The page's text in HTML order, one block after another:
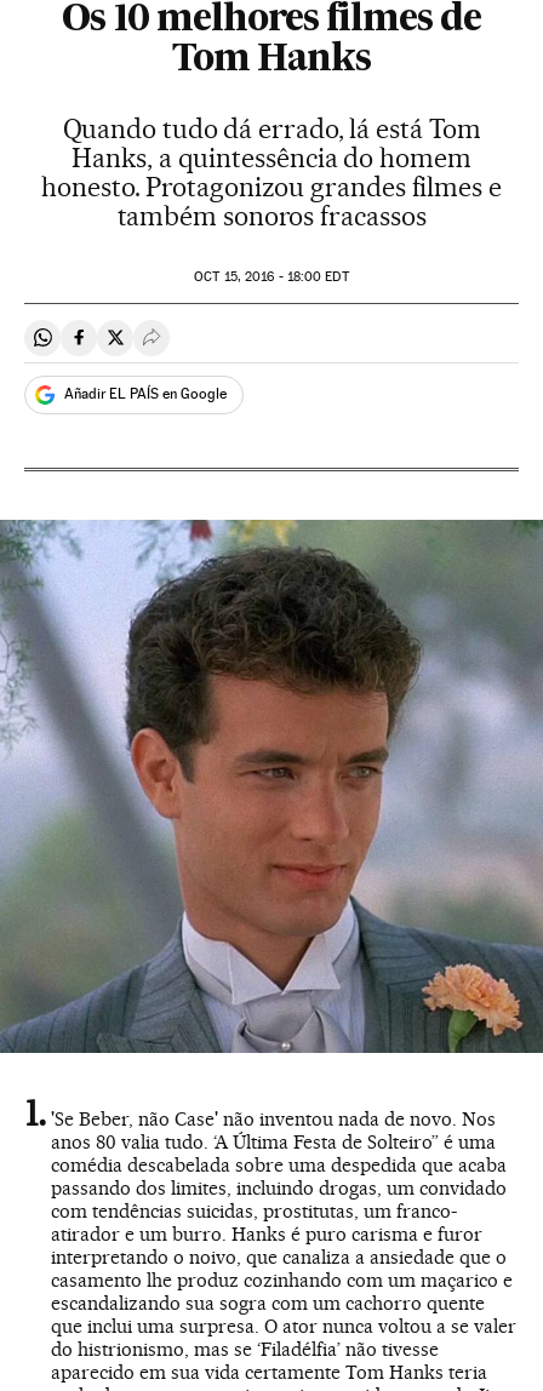
Os 10 melhores filmes de
Tom Hanks
Quando tudo dá errado, lá está Tom
Hanks, a quintessência do homem
honesto. Protagonizou grandes filmes e
também sonoros fracassos
OCT15, 2016 - 18:00 EDT
Compartir en Whatsapp
Compartir en Facebook
Compartir en Twitter
Desplegar Redes Sociales
Añadir EL PAÍS en Google
'Se Beber, não Case' não inventou nada de novo. Nos
anos 80 valia tudo. ‘A Última Festa de Solteiro” é uma
comédia descabelada sobre uma despedida que acaba
passando dos limites, incluindo drogas, um convidado
com tendências suicidas, prostitutas, um franco-
atirador e um burro. Hanks é puro carisma e furor
interpretando o noivo, que canaliza a ansiedade que o
casamento lhe produz cozinhando com um maçarico e
escandalizando sua sogra com um cachorro quente
que inclui uma surpresa. O ator nunca voltou a se valer
do histrionismo, mas se ‘Filadélfia’ não tivesse
aparecido em sua vida certamente Tom Hanks teria